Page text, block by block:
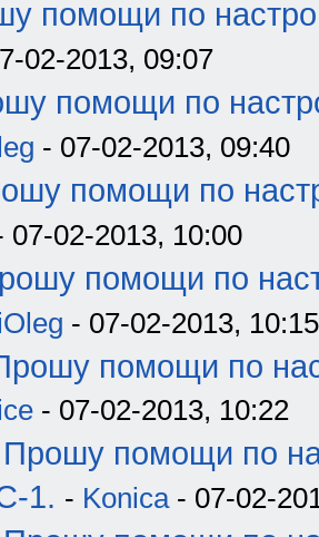
помощи по
02-2013, 09:07
помощи по
- 07-02-2013, 09:40
помощи по
07-02-2013, 10:00
помощи по
- 07-02-2013, 10:15
помощи по
- 07-02-2013, 10:22
Прошу помощи по
1. - Konica- 07-02-